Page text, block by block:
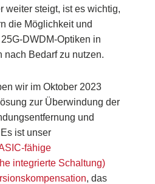
weiter steigt, ist es wichtig,
die Möglichkeit und
DWDM-Optiken in
nach Bedarf zu nutzen.
wir im Oktober 2023
zur Überwindung der
und
ist unser
fähige
integrierte Schaltung)
, das